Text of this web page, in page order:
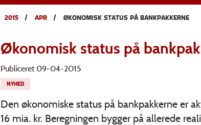
2015 APR ØKONOMISK STATUS PÅ BANKPAKKERNE
Økonomisk status på
Publiceret 09-04-2015
NYHED
Den økonomiske status på bankpakkerne er
16 mia. kr. Beregningen bygger på allerede